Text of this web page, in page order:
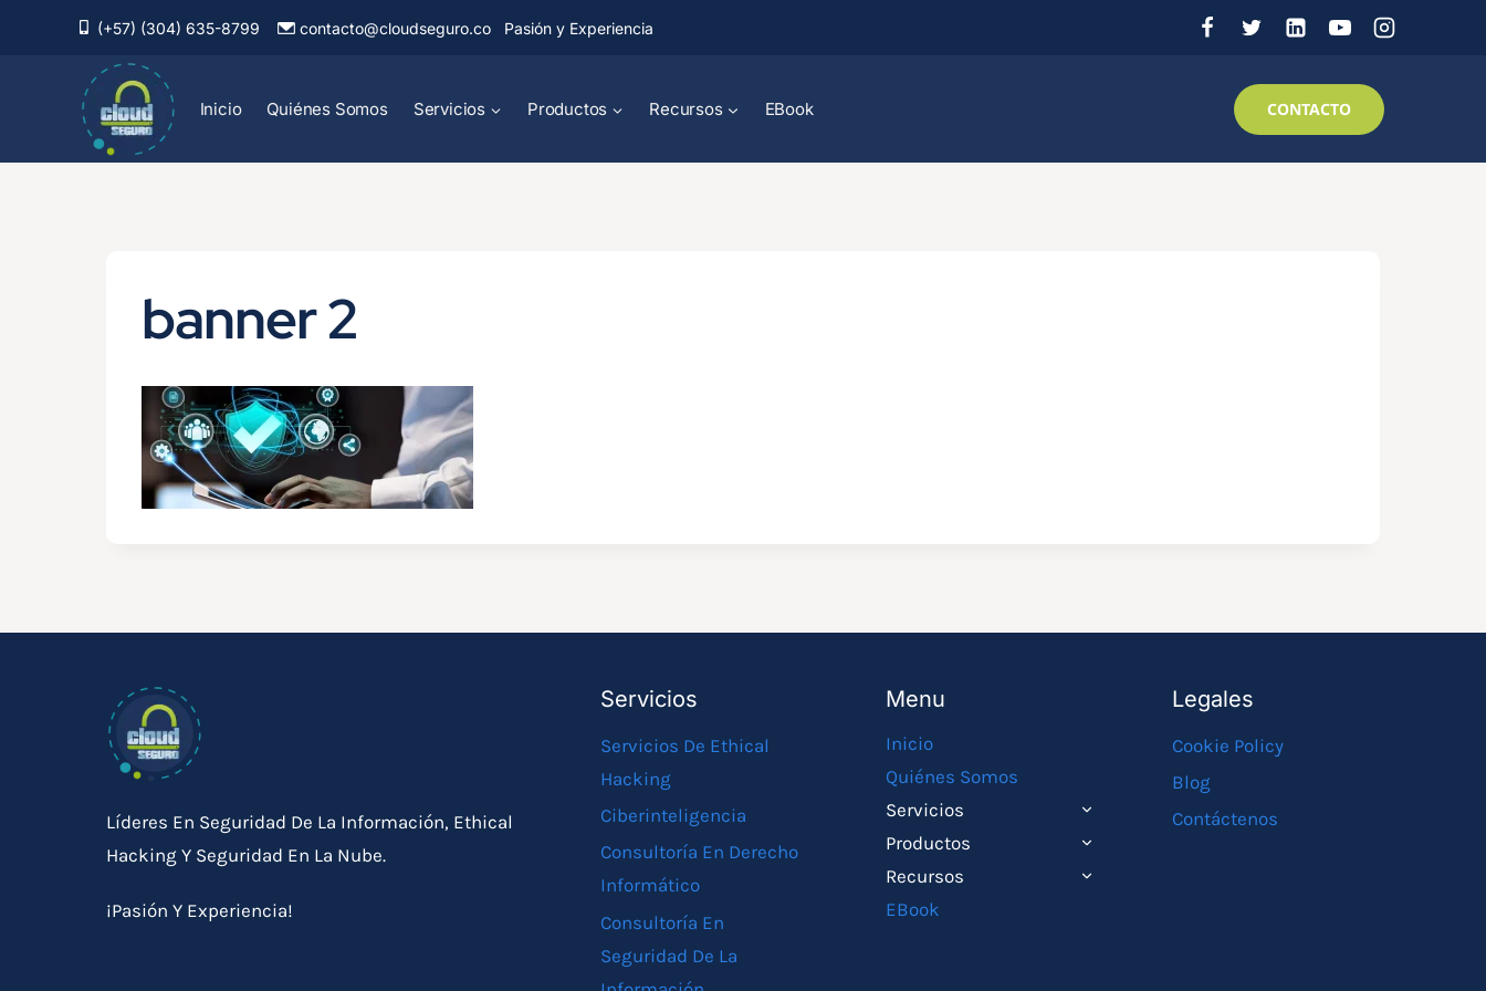
(+57) (304) 635-8799 contacto@cloudseguro.co Pasión y Experiencia
Inicio Quiénes Somos Servicios Productos Recursos EBook CONTACTO
banner 2
Líderes En Seguridad De La Información, Ethical
Hacking Y Seguridad En La Nube.
¡Pasión Y Experiencia!
Servicios
Servicios De Ethical
Hacking
Ciberinteligencia
Consultoría En Derecho
Informático
Consultoría En
Seguridad De La
Menu
Inicio
Quiénes Somos
Servicios
ALTERNAR
HIJO
Productos
ALTERNAR
HIJO
Recursos
ALTERNAR
EBook
Legales
Cookie Policy
Blog
Contáctenos